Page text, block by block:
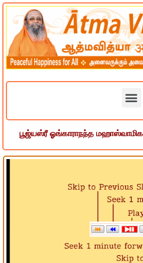
பூஜ்யஸ்ரீ ஓங்காராநந்த